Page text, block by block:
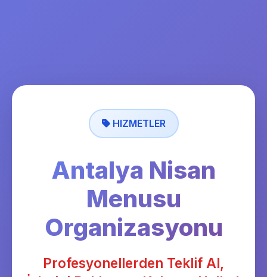
HIZMETLER
Antalya Nisan
Menusu
Organizasyonu
Profesyonellerden Teklif Al,